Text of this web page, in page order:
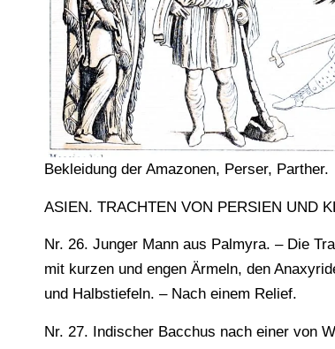
Bekleidung der Amazonen, Perser, Parther.
ASIEN. TRACHTEN VON PERSIEN UND
Nr. 26. Junger Mann aus Palmyra. – Die
mit kurzen und engen Ärmeln, den
und Halbstiefeln. – Nach einem Relief.
Nr. 27. Indischer Bacchus nach einer von